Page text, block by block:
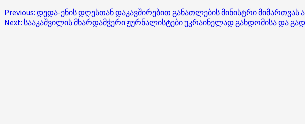
Post
navigation
Previous: დედა-ენის დღესთან დაკავშირებით განათლების მინისტრი მიმართვას
Next: სააკაშვილის მხარდამჭერი ჟურნალისტები უკრაინელად გახდომისა და